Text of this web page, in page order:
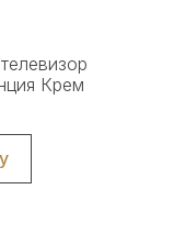
Крем